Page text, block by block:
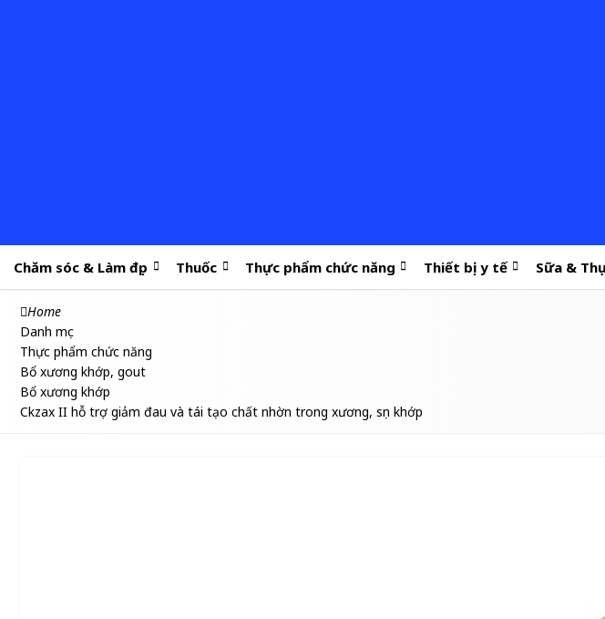
Chăm sóc & Làm đẹp Thuốc Thực phẩm chức năng Thiết bị y tế Sữa &
Home
Danh mục
Thực phẩm chức năng
Bổ xương khớp, gout
Bổ xương khớp
Ckzax II hỗ trợ giảm đau và tái tạo chất nhờn trong xương, sụn khớp